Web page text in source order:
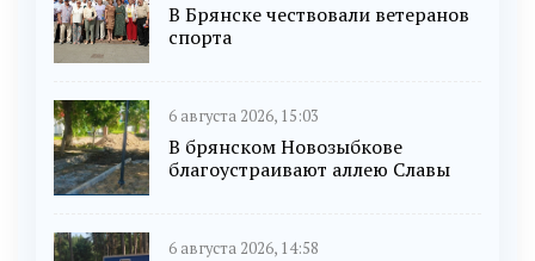
В Брянске чествовали ветеранов
спорта
6 августа 2026, 15:03
В брянском Новозыбкове
благоустраивают аллею Славы
6 августа 2026, 14:58